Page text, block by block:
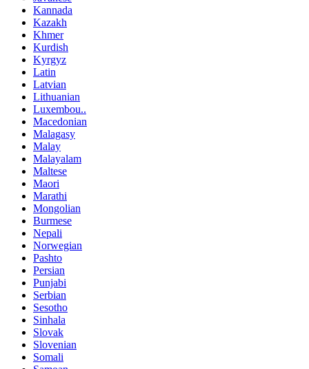
Kannada
Kazakh
Khmer
Kurdish
Kyrgyz
Latin
Latvian
Lithuanian
Luxembou..
Macedonian
Malagasy
Malay
Malayalam
Maltese
Maori
Marathi
Mongolian
Burmese
Nepali
Norwegian
Pashto
Persian
Punjabi
Serbian
Sesotho
Sinhala
Slovak
Slovenian
Somali